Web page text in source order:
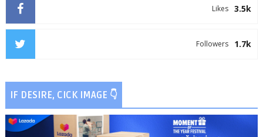
3.5k
Likes
1.7k
Followers
IF DESIRE, CICK IMAGE 👇